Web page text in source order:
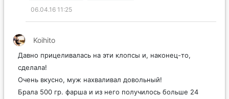
06.04.16 11:25
Koihito
Давно прицеливалась на эти клопсы и, наконец-то,
сделала!
Очень вкусно, муж нахваливал довольный!
Брала 500 гр. фарша и из него получилось больше 24